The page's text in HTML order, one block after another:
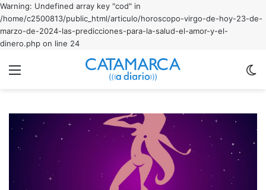
Warning: Undefined array key "cod" in
/home/c2500813/public_html/articulo/horoscopo-virgo-de-hoy-23-de-
marzo-de-2024-las-predicciones-para-la-salud-el-amor-y-el-
dinero.php on line 24